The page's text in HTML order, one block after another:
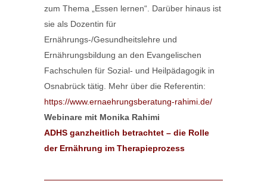
zum Thema „Essen lernen“. Darüber hinaus ist
sie als Dozentin für
Ernährungs-/Gesundheitslehre und
Ernährungsbildung an den Evangelischen
Fachschulen für Sozial- und Heilpädagogik in
Osnabrück tätig. Mehr über die Referentin:
https://www.ernaehrungsberatung-rahimi.de/
Webinare mit Monika Rahimi
ADHS ganzheitlich betrachtet – die Rolle
der Ernährung im Therapieprozess